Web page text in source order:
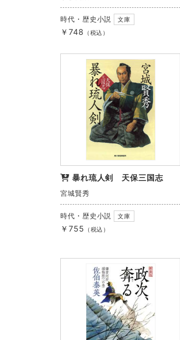
時代・歴史小説 文庫
￥748 （税込）
暴れ琉人剣 天保三国志
宮城賢秀
時代・歴史小説 文庫
￥755 （税込）